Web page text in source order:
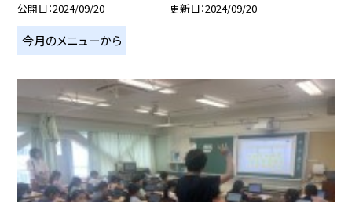
公開日 2024/09/20 更新日 2024/09/20
今月のメニューから